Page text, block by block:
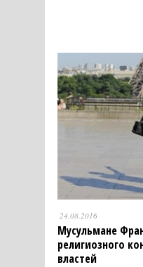
24.08.2016
Мусульмане
религиозного
властей